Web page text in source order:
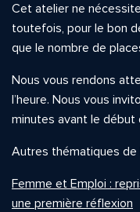
Cet atelier ne
toutefois, pour le bon
que le nombre de
Nous vous rendons
l’heure. Nous vous
minutes avant le début
Autres thématiques de
Femme et Emploi :
une première réflexion